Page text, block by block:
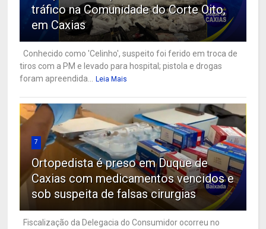
tráfico na Comunidade do Corte Oito,
em Caxias
Conhecido como 'Celinho', suspeito foi ferido em troca de
tiros com a PM e levado para hospital; pistola e drogas
foram apreendida...
Leia Mais
7
Ortopedista é preso em Duque de
Caxias com medicamentos vencidos e
sob suspeita de falsas cirurgias
Fiscalização da Delegacia do Consumidor ocorreu no